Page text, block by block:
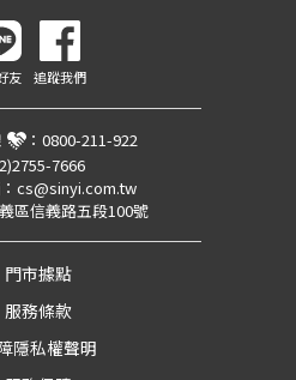
友 追蹤我們
： 0800-211-922
7666
cs@sinyi.com.tw
區信義路五段100號
門市據點
服務條款
隱私權聲明